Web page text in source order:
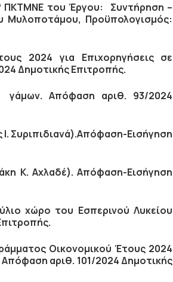
ΠΚΤΜΝΕ του Έργου: Συντήρηση –
Μυλοποτάμου, Προϋπολογισμός:
2024 για Επιχορηγήσεις σε
Δημοτικής Επιτροπής.
γάμων. Απόφαση αριθ. 93/2024
Συριπιδιανά).Απόφαση-Εισήγηση
Κ. Αχλαδέ). Απόφαση-Εισήγηση
χώρο του Εσπερινού Λυκείου
Οικονομικού Έτους 2024
Απόφαση αριθ. 101/2024 Δημοτικής